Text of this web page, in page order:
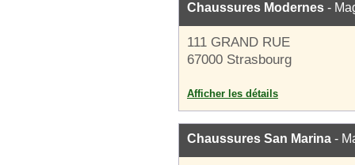
Chaussures Modernes -
111 GRAND RUE
67000 Strasbourg
Afficher les détails
Chaussures San Marina -